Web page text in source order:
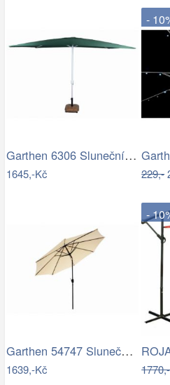
Garthen 6306 Slunečník obdélníkový 2x3…
1645,-Kč
-
229,-
Garthen 54747 Slunečník 2,9 m sklopný -…
1639,-Kč
-
1770,-